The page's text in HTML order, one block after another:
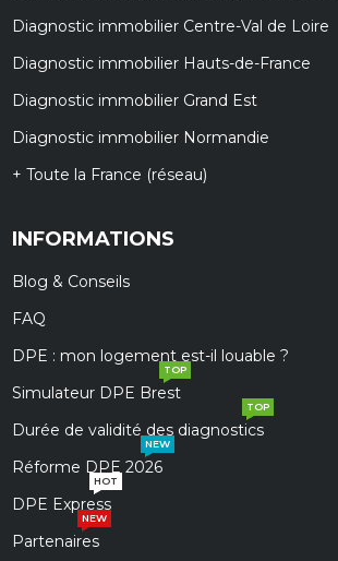
Diagnostic immobilier Centre-Val de Loire
Diagnostic immobilier Hauts-de-France
Diagnostic immobilier Grand Est
Diagnostic immobilier Normandie
+ Toute la France (réseau)
INFORMATIONS
Blog & Conseils
FAQ
DPE : mon logement est-il louable ?
Simulateur DPE Brest
TOP
Durée de validité des diagnostics
TOP
Réforme DPE 2026
NEW
DPE Express
HOT
Partenaires
NEW